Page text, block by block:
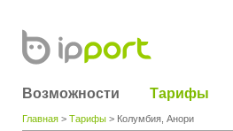
Возможности Тарифы
Главная > Тарифы > Колумбия, Анори